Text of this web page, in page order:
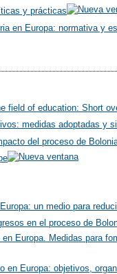
y prácticas
en Europa: normativa y
field of education: Short
medidas adoptadas y
del proceso de
un medio para
en el proceso de
Europa. Medidas para
en Europa: objetivos,